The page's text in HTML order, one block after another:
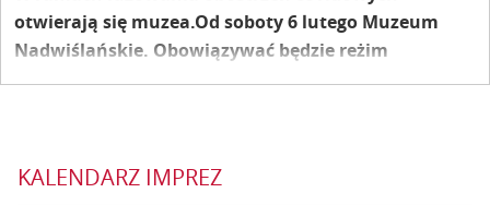
otwierają się muzea.Od soboty 6 lutego Muzeum
Nadwiślańskie. Obowiązywać będzie reżim
sanitarny, a więc zmniejszona liczba odwiedzających
przyzwyczailiśmy: dezynfekcja rąk i maseczki. Ale w
końcu będzie można zobaczyć sztukę bez
KALENDARZ IMPREZ